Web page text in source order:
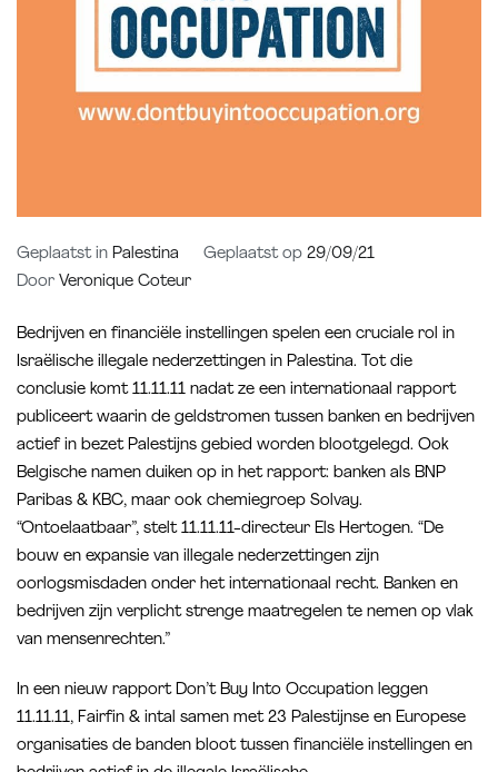
Geplaatst in Palestina Geplaatst op 29/09/21
Door Veronique Coteur
Bedrijven en financiële instellingen spelen een cruciale rol in
Israëlische illegale nederzettingen in Palestina. Tot die
conclusie komt 11.11.11 nadat ze een internationaal rapport
publiceert waarin de geldstromen tussen banken en bedrijven
actief in bezet Palestijns gebied worden blootgelegd. Ook
Belgische namen duiken op in het rapport: banken als BNP
Paribas & KBC, maar ook chemiegroep Solvay.
“Ontoelaatbaar”, stelt 11.11.11-directeur Els Hertogen. “De
bouw en expansie van illegale nederzettingen zijn
oorlogsmisdaden onder het internationaal recht. Banken en
bedrijven zijn verplicht strenge maatregelen te nemen op vlak
van mensenrechten.”
In een nieuw rapport Don’t Buy Into Occupation leggen
11.11.11, Fairfin & intal samen met 23 Palestijnse en Europese
organisaties de banden bloot tussen financiële instellingen en